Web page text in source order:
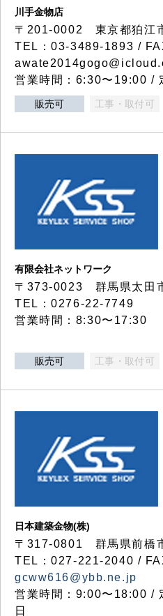
川手金物店
〒201-0002 東京都狛江
TEL：03-3489-1893 /
営業時間：6:30〜19:00 /
販売可 工事・取付可
有限会社ネットワーク
〒373-0023 群馬県太田
TEL：0276-22-7749
営業時間：8:30〜17:30
販売可 工事・取付可
日本建築金物(株)
〒317‐0801 群馬県前橋
TEL：027-221-2040 /
gcww616@ybb.ne.jp
営業時間：9:00〜18:00 /
日